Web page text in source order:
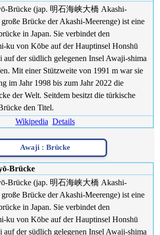
Brücke (jap. 明石海峡大橋 Akashi-
Brücke der Akashi-Meerenge) ist eine
in Japan. Sie verbindet den
ku von Kōbe auf der Hauptinsel Honshū
der südlich gelegenen Insel Awaji-shima
Mit einer Stützweite von 1991 m war sie
im Jahr 1998 bis zum Jahr 2022 die
der Welt. Seitdem besitzt die türkische
den Titel.
Wikipedia Details
Awaji : Brücke
Brücke
Brücke (jap. 明石海峡大橋 Akashi-
Brücke der Akashi-Meerenge) ist eine
in Japan. Sie verbindet den
ku von Kōbe auf der Hauptinsel Honshū
der südlich gelegenen Insel Awaji-shima